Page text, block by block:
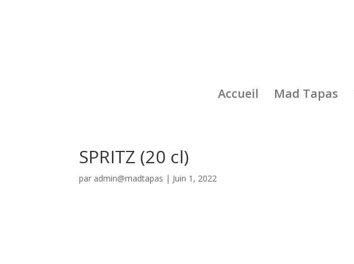
Accueil Mad Tapas
SPRITZ (20 cl)
par admin@madtapas | Juin 1, 2022